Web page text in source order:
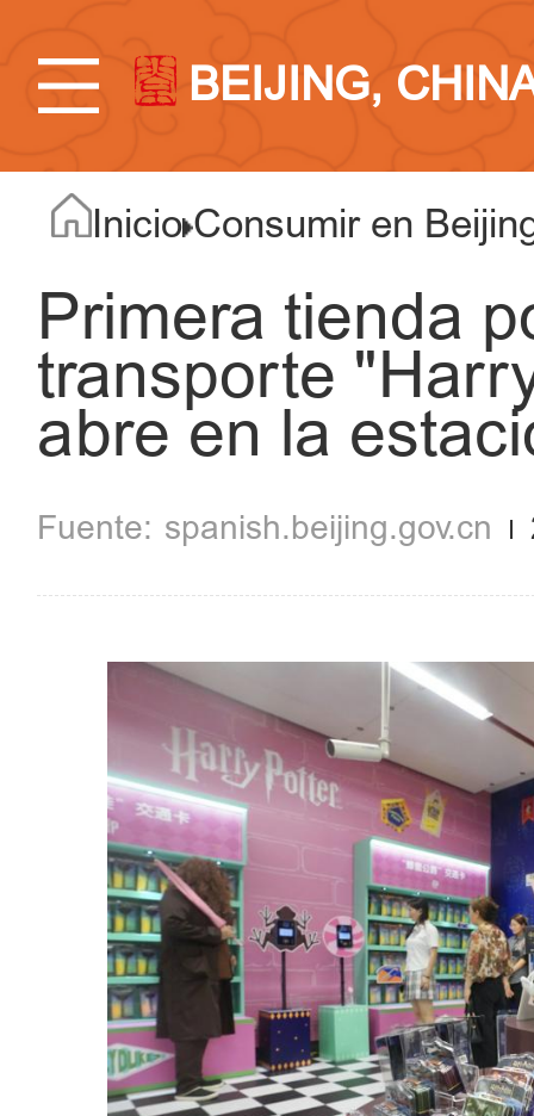
BEIJING,
Inicio Consumir en
Primera tienda
transporte
abre en la
spanish.beijing.gov.cn